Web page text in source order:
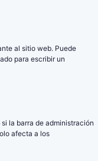
al sitio web. Puede
para escribir un
la barra de administración
afecta a los